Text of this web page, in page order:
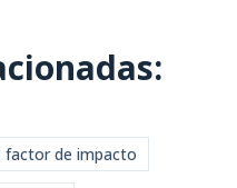
factor de impacto